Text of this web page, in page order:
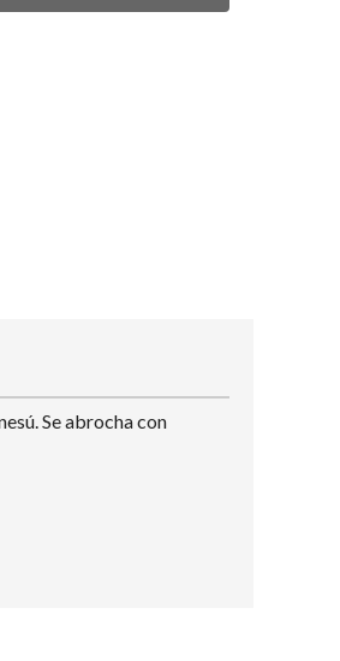
Se abrocha con